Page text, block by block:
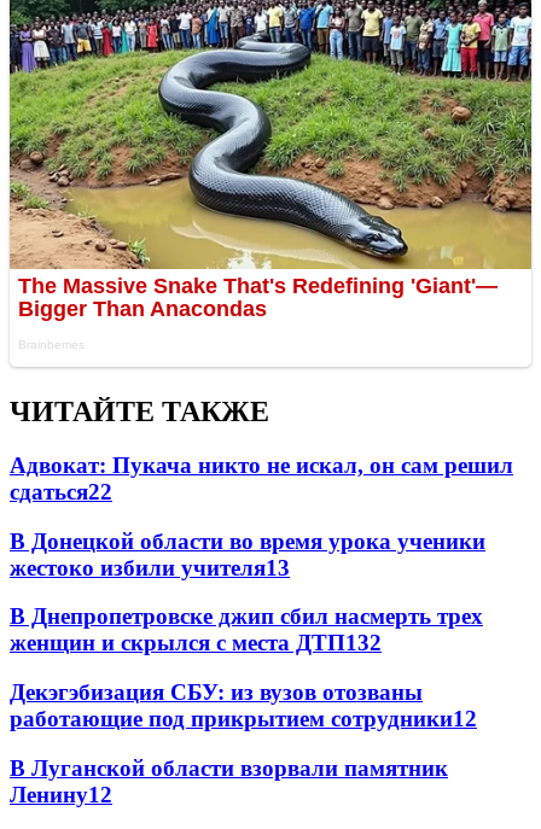
ЧИТАЙТЕ ТАКЖЕ
Адвокат: Пукача никто не искал, он сам решил
сдаться22
В Донецкой области во время урока ученики
жестоко избили учителя13
В Днепропетровске джип сбил насмерть трех
женщин и скрылся с места ДТП132
Декэгэбизация СБУ: из вузов отозваны
работающие под прикрытием сотрудники12
В Луганской области взорвали памятник
Ленину12